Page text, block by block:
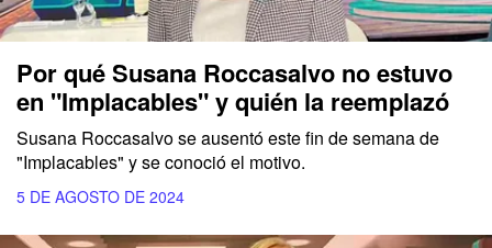
Por qué Susana Roccasalvo no estuvo
en "Implacables" y quién la reemplazó
Susana Roccasalvo se ausentó este fin de semana de
"Implacables" y se conoció el motivo.
5 DE AGOSTO DE 2024